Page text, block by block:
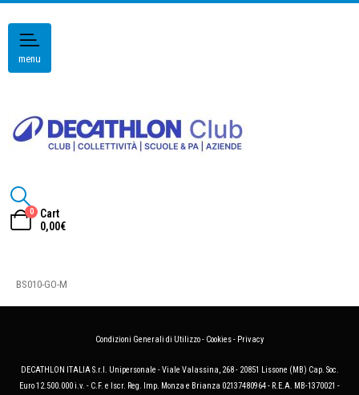
menu
0
Cart
0,00€
BS010-GO-M
Condizioni Generali di Utilizzo- Cookies- Privacy
DECATHLON ITALIA S.r.l. Unipersonale - Viale Valassina, 268 - 20851 Lissone (MB) Cap. Soc.
Euro 12.500.000 i.v. - C.F. e Iscr. Reg. Imp. Monza e Brianza 02137480964 - R.E.A. MB-1370021 -